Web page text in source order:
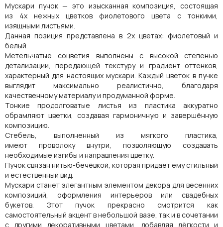
Мускари пучок — это изысканная композиция, состоящая
из 4х нежных цветков фиолетового цвета с тонкими,
изящными листьями.
Данная позиция представлена в 2х цветах: фиолетовый и
белый.
Метельчатые соцветия выполнены с высокой степенью
детализации, передающей текстуру и градиент оттенков,
характерный для настоящих мускари. Каждый цветок в пучке
выглядит максимально реалистично, благодаря
качественному материалу и продуманной форме.
Тонкие продолговатые листья из пластика аккуратно
обрамляют цветки, создавая гармоничную и завершённую
композицию.
Стебель, выполненный из мягкого пластика,
имеют проволоку внутри, позволяющую создавать
необходимые изгибы и направления цветку.
Пучок связан нитью-бечёвкой, которая придаёт ему стильный
и естественный вид.
Мускари станет элегантным элементом декора для весенних
композиций, оформления интерьеров или свадебных
букетов. Этот пучок прекрасно смотрится как
самостоятельный акцент в небольшой вазе, так и в сочетании
с другими декоративными цветами, добавляя лёгкости и